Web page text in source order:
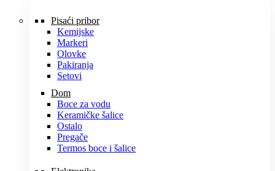
Pisaći pribor
Kemijske
Markeri
Olovke
Pakiranja
Setovi
Dom
Boce za vodu
Keramičke šalice
Ostalo
Pregače
Termos boce i šalice